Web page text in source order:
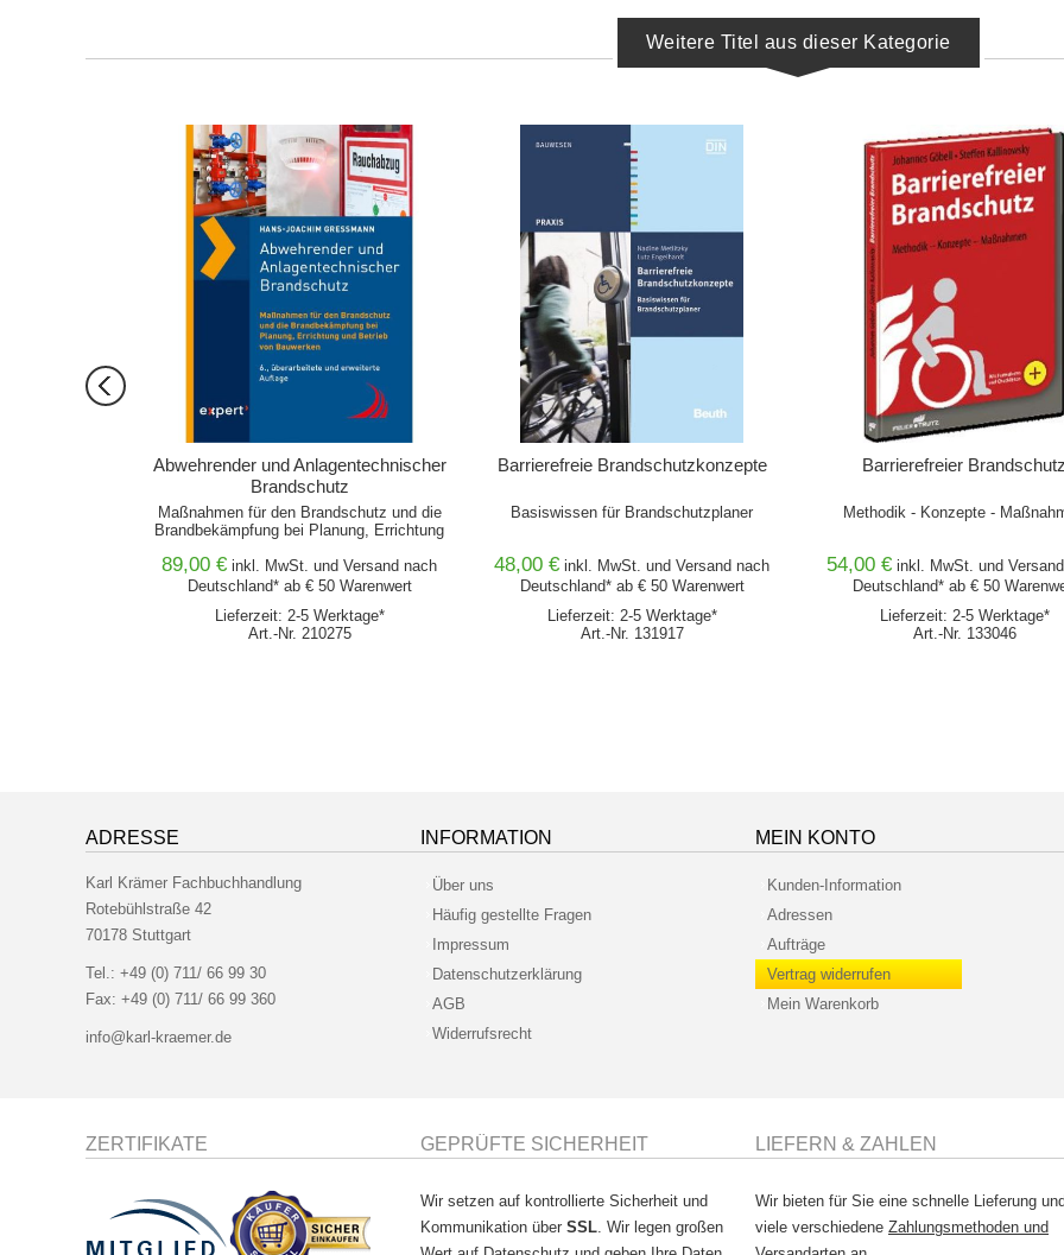
Weitere Titel aus dieser Kategorie
Abwehrender und Anlagentechnischer
Brandschutz
Maßnahmen für den Brandschutz und die
Brandbekämpfung bei Planung, Errichtung
89,00 € inkl. MwSt. und Versand nach
Deutschland* ab € 50 Warenwert
Lieferzeit: 2-5 Werktage*
Art.-Nr. 210275
IN DEN WARENKORB
Barrierefreie Brandschutzkonzepte
Basiswissen für Brandschutzplaner
48,00 € inkl. MwSt. und Versand nach
Deutschland* ab € 50 Warenwert
Lieferzeit: 2-5 Werktage*
Art.-Nr. 131917
IN DEN WARENKORB
Barrierefreier Brandschutz
Methodik - Konzepte -
54,00 € inkl. MwSt. und Versand
Deutschland* ab € 50
Lieferzeit: 2-5 Werktage*
Art.-Nr. 133046
IN DEN WARENKORB
ADRESSE
Karl Krämer Fachbuchhandlung
Rotebühlstraße 42
70178 Stuttgart
Tel.: +49 (0) 711/ 66 99 30
Fax: +49 (0) 711/ 66 99 360
info@karl-kraemer.de
INFORMATION
Über uns
Häufig gestellte Fragen
Impressum
Datenschutzerklärung
AGB
Widerrufsrecht
MEIN KONTO
Kunden-Information
Adressen
Aufträge
Vertrag widerrufen
Mein Warenkorb
ZERTIFIKATE GEPRÜFTE SICHERHEIT
Wir setzen auf kontrollierte Sicherheit und
Kommunikation über SSL . Wir legen großen
LIEFERN & ZAHLEN
Wir bieten für Sie eine schnelle Lieferung
viele verschiedene Zahlungsmethoden und